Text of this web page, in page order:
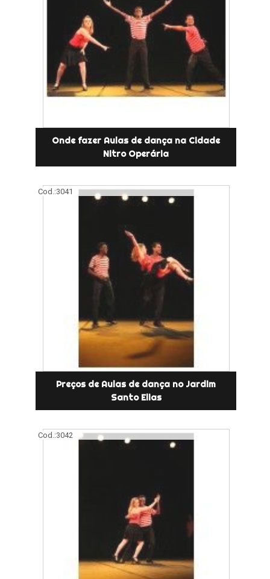
Onde fazer Aulas de dança na Cidade
Nitro Operária
Cod.:3041
Preços de Aulas de dança no Jardim
Santo Elias
Cod.:3042